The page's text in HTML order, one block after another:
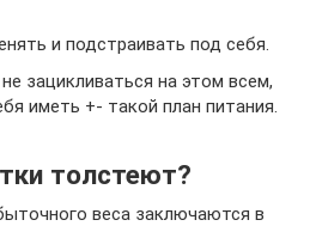
и подстраивать под себя.
зацикливаться на этом всем,
иметь +- такой план питания.
толстеют?
веса заключаются в